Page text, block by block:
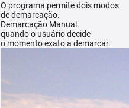
O programa permite dois modos
de demarcação.
Demarcação Manual:
quando o usuário decide
o momento exato a demarcar.